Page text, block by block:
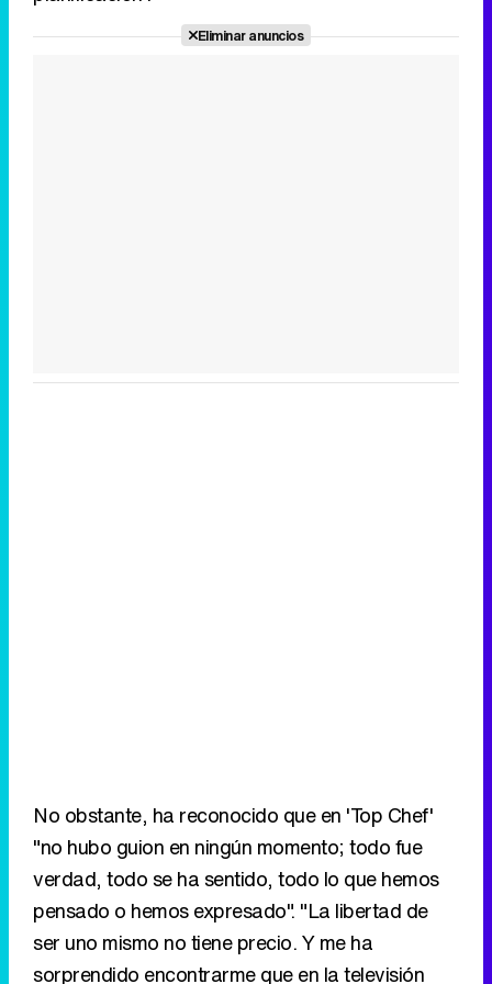
Eliminar anuncios
No obstante, ha reconocido que en 'Top Chef'
"no hubo guion en ningún momento; todo fue
verdad, todo se ha sentido, todo lo que hemos
pensado o hemos expresado". "La libertad de
ser uno mismo no tiene precio. Y me ha
sorprendido encontrarme que en la televisión